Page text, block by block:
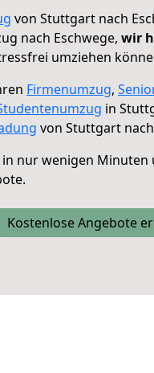
von Stuttgart nach
nach Eschwege, wir
umziehen
Firmenumzug,
in
von Stuttgart
in nur wenigen Minuten
Kostenlose Angebote